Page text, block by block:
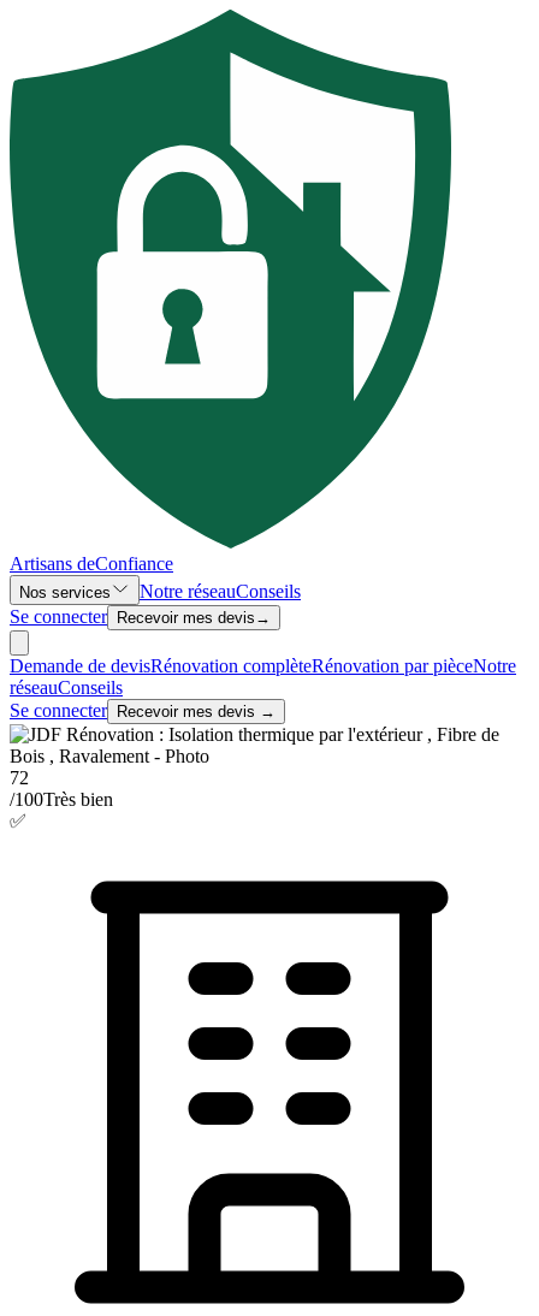
Artisans deConfiance
Nos services Notre réseauConseils
Se connecter
Recevoir mes devis →
Demande de devisRénovation complèteRénovation par pièceNotre
réseauConseils
Se connecter
Recevoir mes devis →
72
/100Très bien
✅